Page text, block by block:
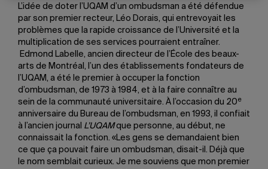
L’idée de doter l’UQAM d’un ombudsman a été défendue
par son premier recteur, Léo Dorais, qui entrevoyait les
problèmes que la rapide croissance de l’Université et la
multiplication de ses services pourraient entraîner.
Edmond Labelle, ancien directeur de l’École des beaux-
arts de Montréal, l’un des établissements fondateurs de
l’UQAM, a été le premier à occuper la fonction
d’ombudsman, de 1973 à 1984, et à la faire connaître au
sein de la communauté universitaire. À l’occasion du 20 e
anniversaire du Bureau de l’ombudsman, en 1993, il confiait
à l’ancien journal L’UQAMque personne, au début, ne
connaissait la fonction. «Les gens se demandaient bien
ce que ça pouvait faire un ombudsman, disait-il. Déjà que
le nom semblait curieux. Je me souviens que mon premier